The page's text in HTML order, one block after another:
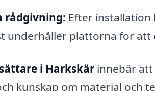
rådgivning: Efter
underhåller plattorna för att
i Harkskär innebär att
kunskap om material och